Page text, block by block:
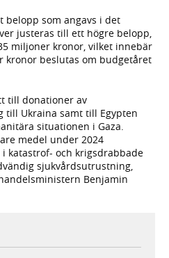
belopp som angavs i det
justeras till ett högre belopp,
miljoner kronor, vilket innebär
kronor beslutas om budgetåret
till donationer av
till Ukraina samt till Egypten
situationen i Gaza.
medel under 2024
katastrof- och krigsdrabbade
sjukvårdsutrustning,
Benjamin